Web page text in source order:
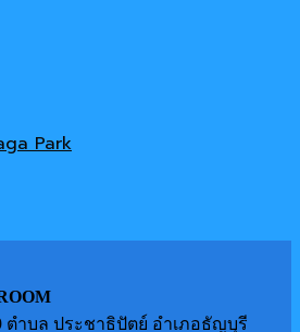
Park
ตำบล ประชาธิปัตย์ อำเภอธัญบุรี